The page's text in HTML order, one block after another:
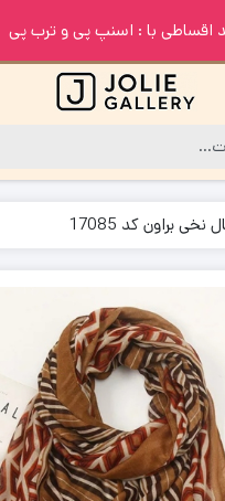
اقساطی با : اسنپ پی و ترب پی
نخی براون کد 17085